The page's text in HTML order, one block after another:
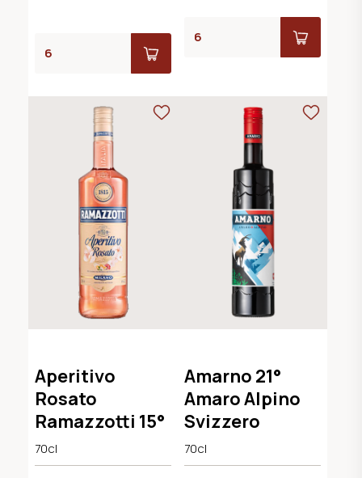
Aperitivo
Rosato
Ramazzotti 15°
70cl
Amarno 21°
Amaro Alpino
Svizzero
70cl